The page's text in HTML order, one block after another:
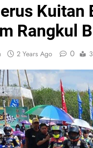
Kuitan
Rangkul
2 Years Ago 0